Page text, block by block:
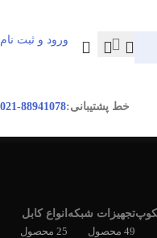
ورود و ثبت نام
ورود / ثبت نام
خط پشتیبانی:88941078-021
تجهیزات شبکه
49 محصول
انواع کابل
25 محصول